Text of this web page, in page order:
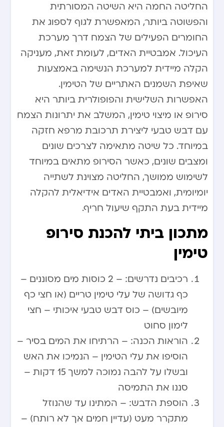
החליטה החמה היא השיטה המסורתית
והפשוטה ביותר, המאפשרת לגוף לספוג את
החומרים הפעילים של הצמח דרך מערכת
העיכול. אמבטיית האדים, לעומת זאת, מעניקה
הקלה מיידית למערכת הנשימה באמצעות
שאיפת השמנים האתריים של הטימין.
האפשרות השלישית והפופולרית ביותר היא
סירופ או מיצוי טימין, המשלב את יתרונות הצמח
עם דבש טבעי ליצירת תרכובת מרפא חזקה
במיוחד. כל שיטה מתאימה לצרכים שונים
ומצבים שונים, כאשר הסירופ מתאים במיוחד
לשימוש ממושך, החליטה מצוינת לשתייה
יומיומית, ואמבטיית האדים אידיאלית להקלה
מיידית בעת התקף שיעול חריף.
מתכון ביתי להכנת סירופ
טימין
רכיבים נדרשים: – 2 כוסות מים מסוננים –
כף גדושה של עלי טימין טריים (או חצי כף
מיובשים) – כוס דבש טבעי איכותי – חצי
לימון סחוט
הוראות הכנה: – הרתיחו את המים בסיר –
הוסיפו את עלי הטימין – הנמיכו את האש
ובשלו על להבה נמוכה למשך 15 דקות –
סננו את התמיסה
הוספת הדבש: – המתינו עד שהנוזל
מתקרר מעט (עדיין חמים אך לא רותח) –